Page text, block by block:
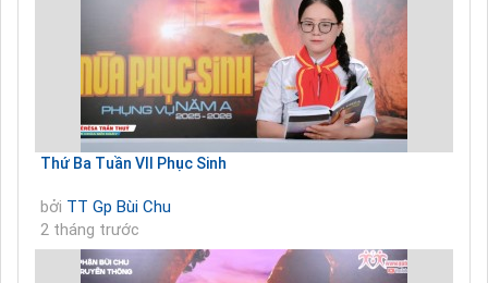
Thứ Ba Tuần VII Phục Sinh
bởi TT Gp Bùi Chu
2 tháng trước